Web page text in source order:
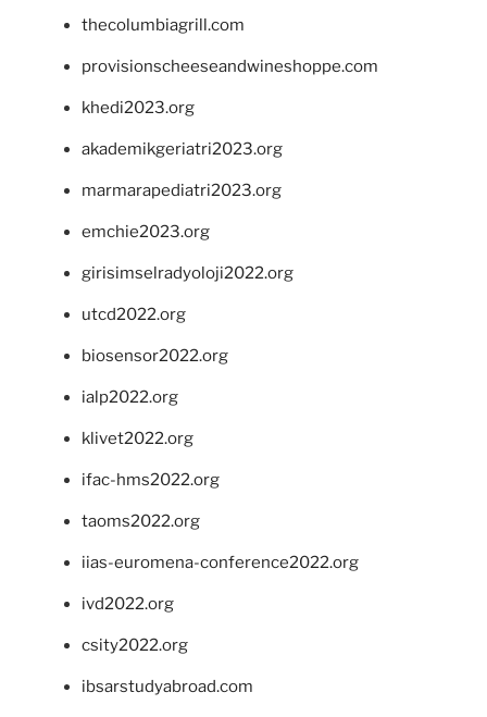
thecolumbiagrill.com
provisionscheeseandwineshoppe.com
khedi2023.org
akademikgeriatri2023.org
marmarapediatri2023.org
emchie2023.org
girisimselradyoloji2022.org
utcd2022.org
biosensor2022.org
ialp2022.org
klivet2022.org
ifac-hms2022.org
taoms2022.org
iias-euromena-conference2022.org
ivd2022.org
csity2022.org
ibsarstudyabroad.com